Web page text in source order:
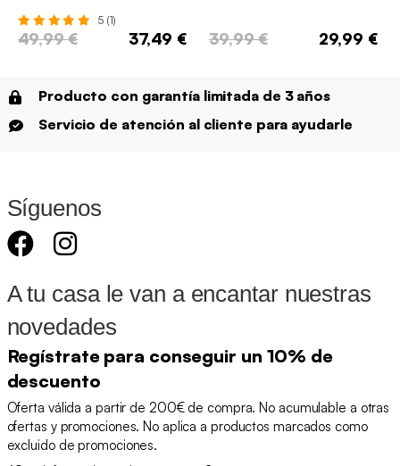
5 (1)
49,99 € 37,49 € 39,99 € 29,99 €
Producto con garantía limitada de 3 años
Servicio de atención al cliente para ayudarle
Síguenos
A tu casa le van a encantar nuestras
novedades
Regístrate para conseguir un 10% de
descuento
Oferta válida a partir de 200€ de compra. No acumulable a otras
ofertas y promociones. No aplica a productos marcados como
excluido de promociones.